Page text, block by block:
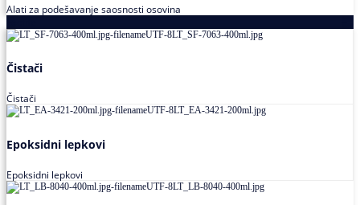
Alati za podešavanje saosnosti osovina
Čistači
Čistači
Epoksidni lepkovi
Epoksidni lepkovi